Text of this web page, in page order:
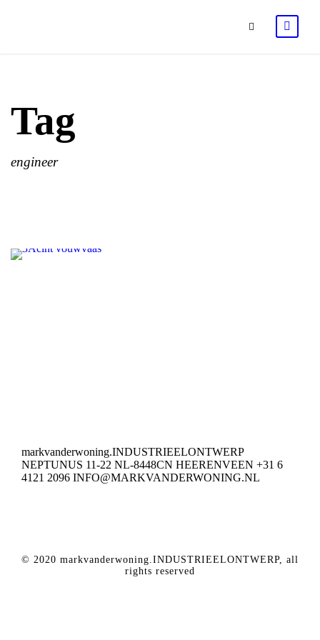
Tag
engineer
markvanderwoning.INDUSTRIEELONTWERP
NEPTUNUS 11-22 NL-8448CN HEERENVEEN +31 6
4121 2096 INFO@MARKVANDERWONING.NL
© 2020 markvanderwoning.INDUSTRIEELONTWERP, all
rights reserved